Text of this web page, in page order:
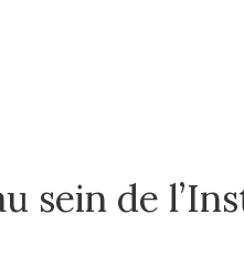
sein de